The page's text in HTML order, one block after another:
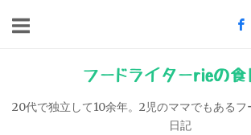
フードライターrieの食
20代で独立して10余年。2児のママでもあるフ
日記